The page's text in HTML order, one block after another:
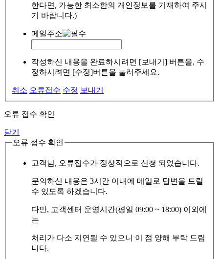
한다면, 가능한 최소한의 개인정보를 기재하여 주시
기 바랍니다.)
메일주소
작성하신 내용을 완료하시려면 [보내기] 버튼을, 수
정하시려면 [수정]버튼을 눌러주세요.
취소 오류접수 수정 보내기
오류 접수 확인
닫기
오류 접수 확인
고객님, 오류접수가 정상적으로 신청 되었습니다.
문의하신 내용은 3시간 이내에 메일로 답변을 드릴
수 있도록 하겠습니다.
다만, 고객센터 운영시간(평일 09:00 ~ 18:00) 이외에
는
처리가 다소 지연될 수 있으니 이 점 양해 부탁 드립
니다.